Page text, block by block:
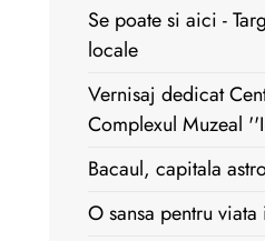
Se poate si aici -
locale
Vernisaj dedicat
Complexul Muzeal
Bacaul, capitala
O sansa pentru